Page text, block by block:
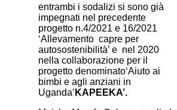
entrambi i sodalizi si sono già
impegnati nel precedente
progetto n.4/2021 e 16/2021
‘Allevamento capre per
autosostenibilità’ e nel 2020
nella collaborazione per il
progetto denominato‘Aiuto ai
bimbi e agli anziani in
Uganda’ KAPEEKA’.